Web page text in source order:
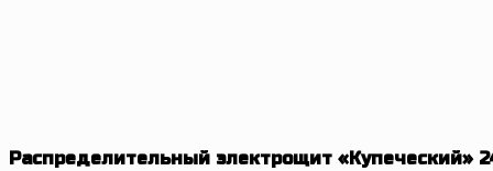
Распределительный электрощит «Купеческий»